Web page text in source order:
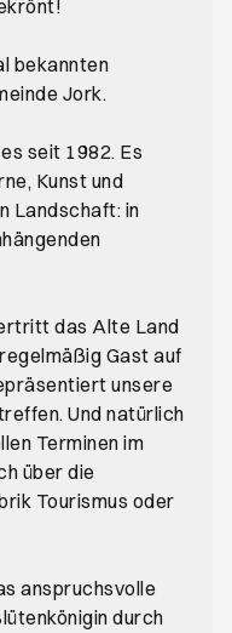
bekannten
Jork.
seit 1982. Es
Kunst und
Landschaft: in
das Alte Land
Gast auf
unsere
Und natürlich
Terminen im
über die
Tourismus oder
anspruchsvolle
durch